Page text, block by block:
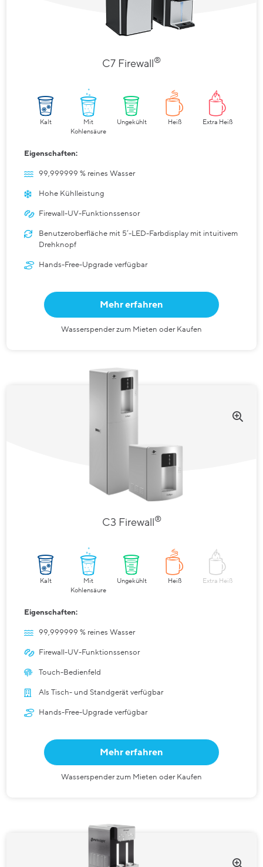
C7 Firewall®
Kalt
Mit
Kohlensäure
Ungekühlt Heiß Extra Heiß
Eigenschaften:
99,999999 % reines Wasser
Hohe Kühlleistung
Firewall-UV-Funktionssensor
Benutzeroberfläche mit 5‘-LED-Farbdisplay mit intuitivem
Drehknopf
Hands-Free-Upgrade verfügbar
Mehr erfahren
Wasserspender zum Mieten oder Kaufen
C3 Firewall®
Kalt
Mit
Kohlensäure
Ungekühlt Heiß Extra Heiß
Eigenschaften:
99,999999 % reines Wasser
Firewall-UV-Funktionssensor
Touch-Bedienfeld
Als Tisch- und Standgerät verfügbar
Hands-Free-Upgrade verfügbar
Mehr erfahren
Wasserspender zum Mieten oder Kaufen